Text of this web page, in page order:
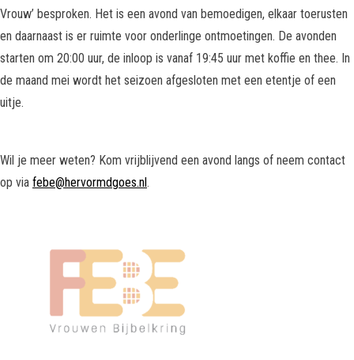
Vrouw’ besproken. Het is een avond van bemoedigen, elkaar toerusten
en daarnaast is er ruimte voor onderlinge ontmoetingen. De avonden
starten om 20:00 uur, de inloop is vanaf 19:45 uur met koffie en thee. In
de maand mei wordt het seizoen afgesloten met een etentje of een
uitje.
Wil je meer weten? Kom vrijblijvend een avond langs of neem contact
op via febe@hervormdgoes.nl.